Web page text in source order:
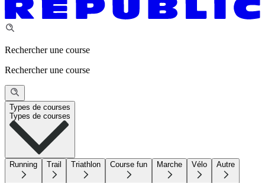
Rechercher une course
Rechercher une course
Types de courses
Types de courses
Running Trail Triathlon Course fun Marche Vélo Autre